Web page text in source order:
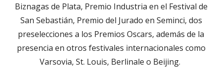
Biznagas de Plata, Premio Industria en el Festival de
San Sebastián, Premio del Jurado en Seminci, dos
preselecciones a los Premios Oscars, además de la
presencia en otros festivales internacionales como
Varsovia, St. Louis, Berlinale o Beijing.